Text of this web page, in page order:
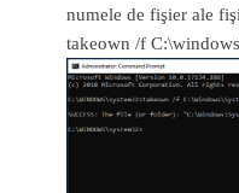
numele de fişier ale
takeown /f